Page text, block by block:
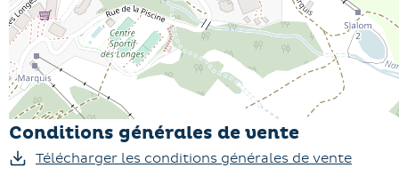
Conditions générales de vente
Télécharger les conditions générales de vente